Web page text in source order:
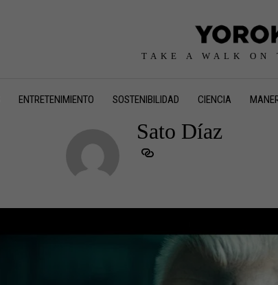
TAKE A WALK ON
ENTRETENIMIENTO SOSTENIBILIDAD CIENCIA
Sato Díaz